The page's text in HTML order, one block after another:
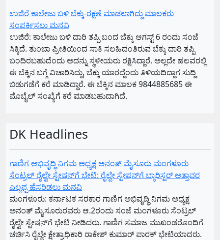
ಉಜಿರೆ ಕಾಲೇಜು ಬಳಿ ಬೆಕ್ಕು-ರಕ್ಷಣೆ ಮಾಡಲಾಗಿದ್ದು ಮಾಲಕರು
ಸಂಪರ್ಕಿಸಲು ಮನವಿ
ಉಜಿರೆ: ಕಾಲೇಜು ಬಳಿ ದಾರಿ ತಪ್ಪಿ ಬಂದ ಬೆಕ್ಕು ಆಗಸ್ಟ್ 6 ರಂದು ಸಂಜೆ
ಸಿಕ್ಕಿದೆ.‌ ತುಂಬಾ ಪ್ರೀತಿಯಿಂದ ಸಾಕಿ ಸಲಹಿದಂತಿರುವ ಬೆಕ್ಕು ದಾರಿ ತಪ್ಪಿ
ಬಂದಿರಬಹುದೆಂದು ಅದನ್ನು ಸ್ಥಳೀಯರು ರಕ್ಷಿಸಿದ್ದಾರೆ. ಅಲ್ಲದೇ ಹಲವರಲ್ಲಿ
ಈ ಬೆಕ್ಕಿನ ಬಗ್ಗೆ ವಿಚಾರಿಸಿದ್ದು, ಬೆಕ್ಕು ಯಾರದ್ದೆಂದು ತಿಳಿಯದಿದ್ದಾಗ ಸುದ್ದಿ
ಬಿಡುಗಡೆಗೆ ಕರೆ ಮಾಡಿದ್ದಾರೆ. ಈ ಬೆಕ್ಕಿನ ಮಾಲಕ 9844885685 ಈ
ಮೊಬೈಲ್ ಸಂಖ್ಯೆಗೆ ಕರೆ ಮಾಡಬಹುದಾಗಿದೆ.
DK Headlines
ಗಾಣಿಗ ಅಭಿವೃದ್ಧಿ ನಿಗಮ ಅಧ್ಯಕ್ಷ‌ ಅನಂತ್‌ ಮೈಸೂರು ಮಂಗಳೂರು
ಸೆಂಟ್ರಲ್‌ ರೈಲ್ವೇ ಸ್ಟೇಷನ್‌ಗೆ ಭೇಟಿ: ರೈಲ್ವೇ ಸ್ಟೇಷನ್‌ಗೆ ಬ್ಯಾರಿಸ್ಟರ್‌ ಅತ್ತಾವರ
ಎಲ್ಲಪ್ಪ ಹೆಸರಿಡಲು ಮನವಿ
ಮಂಗಳೂರು: ಕರ್ನಾಟಕ ಸರಕಾರ ಗಾಣಿಗ ಅಭಿವೃದ್ಧಿ ನಿಗಮ ಅಧ್ಯಕ್ಷ‌
ಅನಂತ್‌ ಮೈಸೂರುರವರು ಆ.2ರಂದು ಸಂಜೆ ಮಂಗಳೂರು ಸೆಂಟ್ರಲ್‌
ರೈಲ್ವೇ ಸ್ಟೇಷನ್‌ಗೆ ಭೇಟಿ ನೀಡಿದರು. ಗಾಣಿಗ ಸಮಾಜ ಮುಖಂಡರೊಂದಿಗೆ
ಚರ್ಚಿಸಿ ರೈಲ್ವೇ ಕ್ಷೇತ್ರಾಧಿಕಾರಿ ರಾಕೇಶ್‌ ಕುಮಾರ್‌ ಪಾರಕ್‌ ಭೇಟಿಯಾದರು.